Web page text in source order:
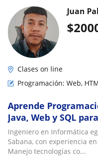
$
Juan
Clases on line
Programación: Web,
Aprende
Java, Web y SQL
Ingeniero en Informática
Sabana, con experiencia
Manejo tecnologías co...